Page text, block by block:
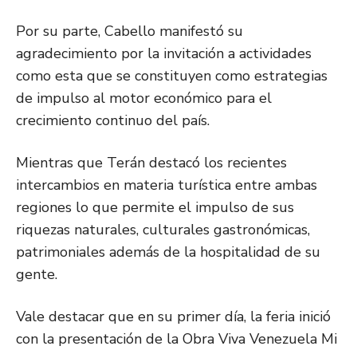
Por su parte, Cabello manifestó su
agradecimiento por la invitación a actividades
como esta que se constituyen como estrategias
de impulso al motor económico para el
crecimiento continuo del país.
Mientras que Terán destacó los recientes
intercambios en materia turística entre ambas
regiones lo que permite el impulso de sus
riquezas naturales, culturales gastronómicas,
patrimoniales además de la hospitalidad de su
gente.
Vale destacar que en su primer día, la feria inició
con la presentación de la Obra Viva Venezuela Mi